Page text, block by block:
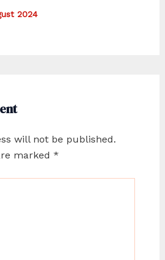
2024
will not be published.
marked *